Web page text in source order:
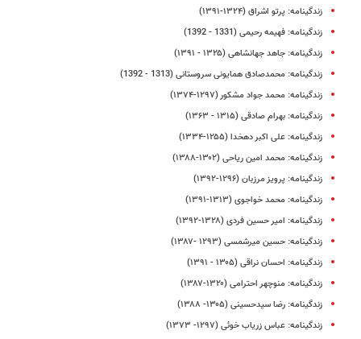
زندگینامه: پرتو اشراق (۱۳۲۴-۱۳۹۱)
زندگینامه: فهیمه رحیمی (1331 - 1392)
زندگینامه: جاهد جهانشاهی (۱۳۲۵ - ۱۳۹۱)
زندگینامه: محمدصادق همایونی سروستانی (1313 - 1392)
زندگینامه: محمد جواد مشکور (۱۲۹۷-۱۳۷۴)
زندگینامه‌: بهرام صادقی (۱۳۱۵ - ۱۳۶۳)
زندگینامه: علی اکبر دهخدا (۱۲۵۵-۱۳۳۴)
زندگینامه: محمد امین ریاحی (۱۳۰۲-۱۳۸۸)
زندگینامه: پرویز مرزبان (۱۲۹۶-۱۳۹۲)
زندگینامه: محمد خواجوی (۱۳۱۳-۱۳۹۱)
زندگینامه: امیر حسین فردی (۱۳۲۸-۱۳۹۲)
زندگینامه: حسین میرشمسی (۱۲۹۳ -۱۳۸۷)
زندگینامه: احسان نراقی (۱۳۰۵ - ۱۳۹۱)
زندگینامه: منوچهر احترامی (۱۳۲۰-۱۳۸۷)
زندگینامه: رضا سیدحسینی (۱۳۰۵- ۱۳۸۸)
زندگینامه: عباس زریاب خوئی (۱۲۹۷- ۱۳۷۳)